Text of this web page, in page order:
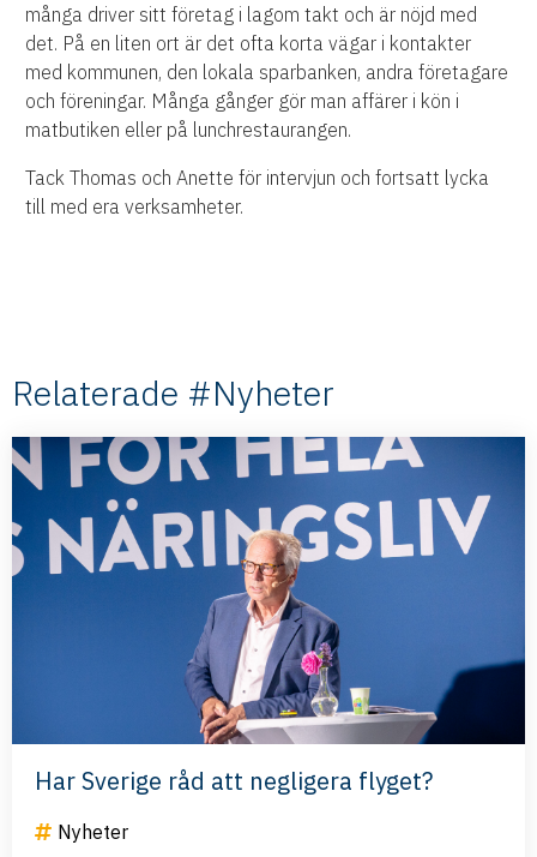
många driver sitt företag i lagom takt och är nöjd med
det. På en liten ort är det ofta korta vägar i kontakter
med kommunen, den lokala sparbanken, andra företagare
och föreningar. Många gånger gör man affärer i kön i
matbutiken eller på lunchrestaurangen.
Tack Thomas och Anette för intervjun och fortsatt lycka
till med era verksamheter.
Relaterade #Nyheter
Har Sverige råd att negligera flyget?
Nyheter